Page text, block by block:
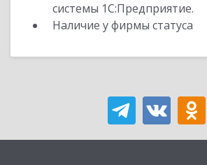
системы 1С:Предприятие.
Наличие у фирмы статуса